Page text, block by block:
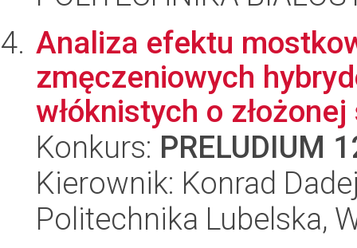
Analiza efektu
zmęczeniowych
włóknistych o
Konkurs: PRELUDIUM
Kierownik: Konrad
Politechnika Lubelska,